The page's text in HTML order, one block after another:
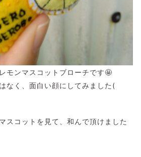
ンマスコットブローチです🤩
なく、面白い顔にしてみました(
スコットを見て、和んで頂けました